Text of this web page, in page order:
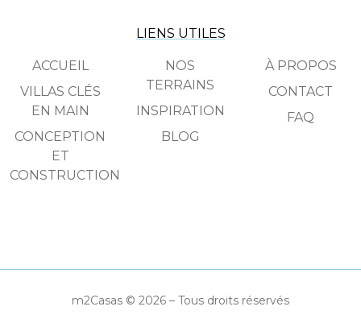
LIENS UTILES
ACCUEIL
VILLAS CLÉS
EN MAIN
CONCEPTION
ET
CONSTRUCTION
NOS
TERRAINS
INSPIRATION
BLOG
À PROPOS
CONTACT
FAQ
m2Casas © 2026 – Tous droits réservés